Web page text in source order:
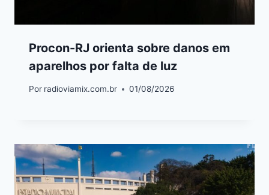
Procon-RJ orienta sobre danos em
aparelhos por falta de luz
Por radioviamix.com.br 01/08/2026